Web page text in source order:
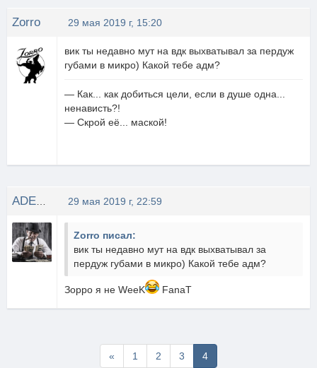
Zorro 29 мая 2019 г, 15:20
вик ты недавно мут на вдк выхватывал за пердуж
губами в микро) Какой тебе адм?
— Как... как добиться цели, если в душе одна...
ненависть?!
— Скрой её... маской!
29 мая 2019 г, 22:59
Zorro писал:
вик ты недавно мут на вдк выхватывал за
пердуж губами в микро) Какой тебе адм?
Зорро я не WeeK FanaT
« Первая
1 2 3 4